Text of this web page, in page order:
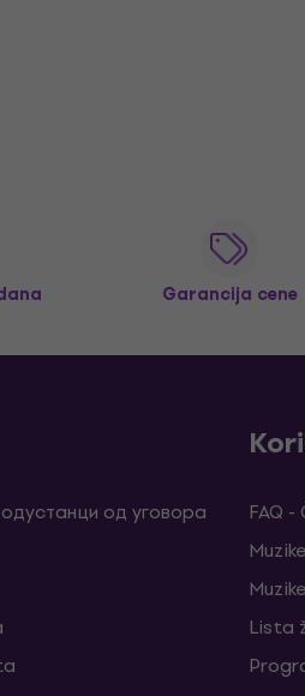
Garancija cene
од уговора
FAQ
Lista